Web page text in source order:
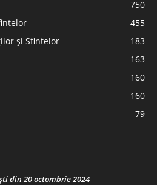
750
455
și Sfintelor
183
163
160
160
79
din 20 octombrie 2024